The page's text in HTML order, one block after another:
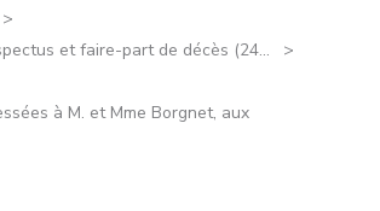
et faire-part de décès (24...
à M. et Mme Borgnet, aux